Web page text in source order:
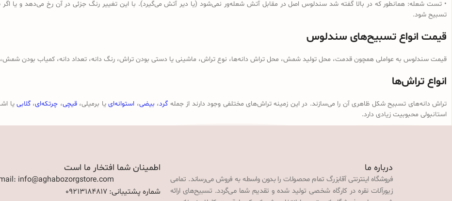
• تست شعله: همانطور که در بالا گفته شد سندلوس اصل در مقابل آتش شعله‌ور نمی‌شود (یا دیر آتش می‌گیرد). با این تغییر رنگ جزئی در آن رخ می‌دهد و یا
تسبیح شود.
قیمت انواع تسبیح‌های سندلوس
قیمت سندلوس به عواملی همچون قدمت، محل تولید شمش، محل تراش دانه‌ها، نوع تراش، ماشینی یا دستی بودن تراش، رنگ دانه، تعداد دانه، کمیاب بودن
انواع تراش‌ها
تراش دانه‌های تسبیح شکل ظاهری آن را می‌سازند. در این زمینه تراش‌های مختلفی وجود دارند از جمله گرد، بیضی، استوانه‌اییا برمیلی،قیچی، چرتکه‌ای، گلابی یا
استانبولی محبوبیت زیادی دارد.
درباره ما
فروشگاه اینترنتی آقابزرگ تمام محصولات را بدون واسطه به فروش می‌رساند. تمامی
زیورآلات نقره در کارگاه شخصی تولید شده و تقدیم شما می‌گردد. تسبیح‌های ارائه
اطمینان شما افتخار ما است
info@aghabozorgstore.com
شماره پشتیبانی: 09213184817